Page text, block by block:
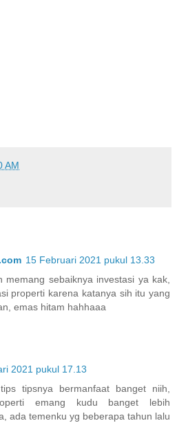
AM
15 Februari 2021 pukul 13.33
memang sebaiknya investasi ya kak,
properti karena katanya sih itu yang
emas hitam hahhaaa
2021 pukul 17.13
tipsnya bermanfaat banget niih,
emang kudu banget lebih
ada temenku yg beberapa tahun lalu